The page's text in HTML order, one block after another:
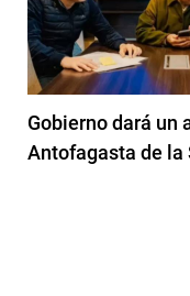
Gobierno dará un
Antofagasta de la